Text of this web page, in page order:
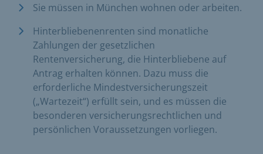
Sie müssen in München wohnen oder arbeiten.
Hinterbliebenenrenten sind monatliche
Zahlungen der gesetzlichen
Rentenversicherung, die Hinterbliebene auf
Antrag erhalten können. Dazu muss die
erforderliche Mindestversicherungszeit
(„Wartezeit“) erfüllt sein, und es müssen die
besonderen versicherungsrechtlichen und
persönlichen Voraussetzungen vorliegen.